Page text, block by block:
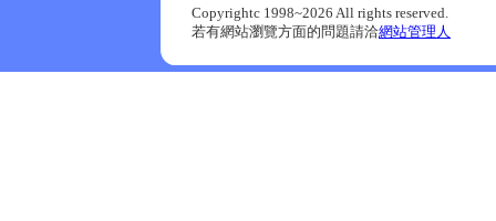
Copyrightc 1998~2026 All rights reserved.
若有網站瀏覽方面的問題請洽網站管理人